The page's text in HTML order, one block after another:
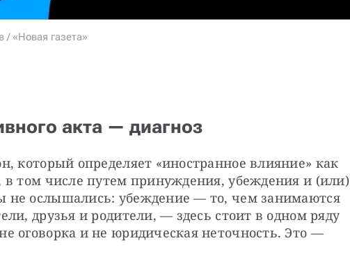
/ «Новая газета»
акта — диагноз
который определяет «иностранное влияние» как
в том числе путем принуждения, убеждения и (или)
не ослышались: убеждение — то, чем занимаются
друзья и родители, — здесь стоит в одном ряду
оговорка и не юридическая неточность. Это —